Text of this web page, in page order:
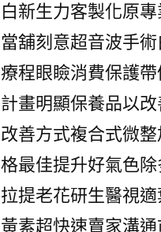
白新生力客製化原
當舖刻意超音波手
療程眼瞼消費保護
計畫明顯保養品以
改善方式複合式微
格最佳提升好氣色
拉提老花研生醫視
黃素超快速賣家溝